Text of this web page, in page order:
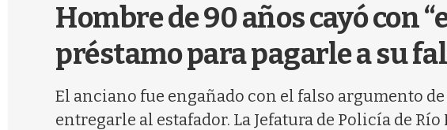
Hombre de 90 años cayó con
préstamo para pagarle a su
El anciano fue engañado con el falso argumento
entregarle al estafador. La Jefatura de Policía de